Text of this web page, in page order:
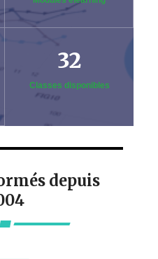
32
Classes disponibles
depuis